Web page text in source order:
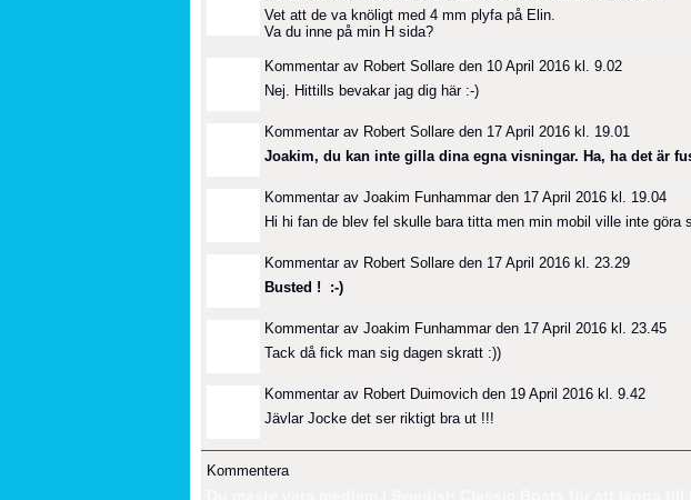
Vet att de va knöligt med 4 mm plyfa på Elin.
Va du inne på min H sida?
Kommentar av Robert Sollare den 10 April 2016 kl. 9.02
Nej. Hittills bevakar jag dig här :-)
Kommentar av Robert Sollare den 17 April 2016 kl. 19.01
Joakim, du kan inte gilla dina egna visningar. Ha, ha det är
Kommentar av Joakim Funhammarden 17 April 2016 kl. 19.04
Hi hi fan de blev fel skulle bara titta men min mobil ville inte göra
Kommentar av Robert Sollare den 17 April 2016 kl. 23.29
Busted ! :-)
Kommentar av Joakim Funhammarden 17 April 2016 kl. 23.45
Tack då fick man sig dagen skratt :))
Kommentar av Robert Duimovich den 19 April 2016 kl. 9.42
Jävlar Jocke det ser riktigt bra ut !!!
Kommentera